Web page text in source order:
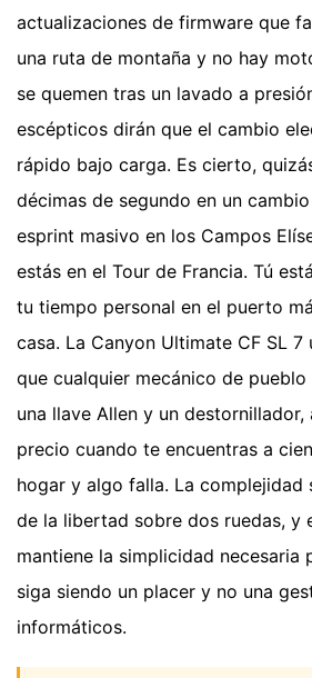
actualizaciones de firmware que
una ruta de montaña y no hay
se quemen tras un lavado a
escépticos dirán que el cambio
rápido bajo carga. Es cierto,
décimas de segundo en un
esprint masivo en los Campos
estás en el Tour de Francia. Tú
tu tiempo personal en el puerto
casa. La Canyon Ultimate CF SL
que cualquier mecánico de
una llave Allen y un
precio cuando te encuentras a
hogar y algo falla. La complejidad
de la libertad sobre dos ruedas, y
mantiene la simplicidad necesaria
siga siendo un placer y no una
informáticos.